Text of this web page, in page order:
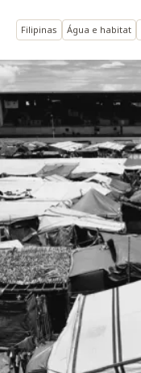
Filipinas Água e habitat